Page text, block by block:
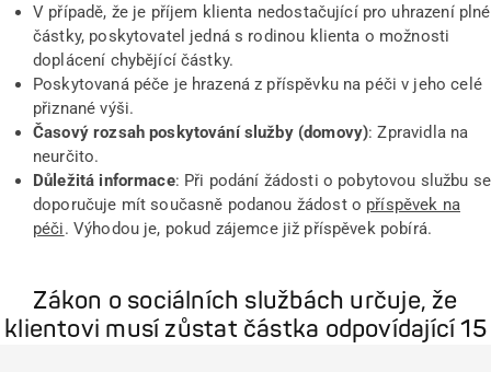
V případě, že je příjem klienta nedostačující pro uhrazení plné
částky, poskytovatel jedná s rodinou klienta o možnosti
doplácení chybějící částky.
Poskytovaná péče je hrazená z příspěvku na péči v jeho celé
přiznané výši.
Časový rozsah poskytování služby (domovy): Zpravidla na
neurčito.
Důležitá informace: Při podání žádosti o pobytovou službu se
doporučuje mít současně podanou žádost o příspěvek na
péči. Výhodou je, pokud zájemce již příspěvek pobírá.
Zákon o sociálních službách určuje, že
klientovi musí zůstat částka odpovídající 15